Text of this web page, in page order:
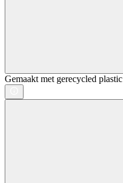
Gemaakt met gerecycled plastic